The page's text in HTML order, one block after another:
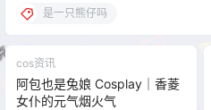
是一只熊仔吗
cos资讯
阿包也是兔娘 Cosplay｜香菱
女仆的元气烟火气